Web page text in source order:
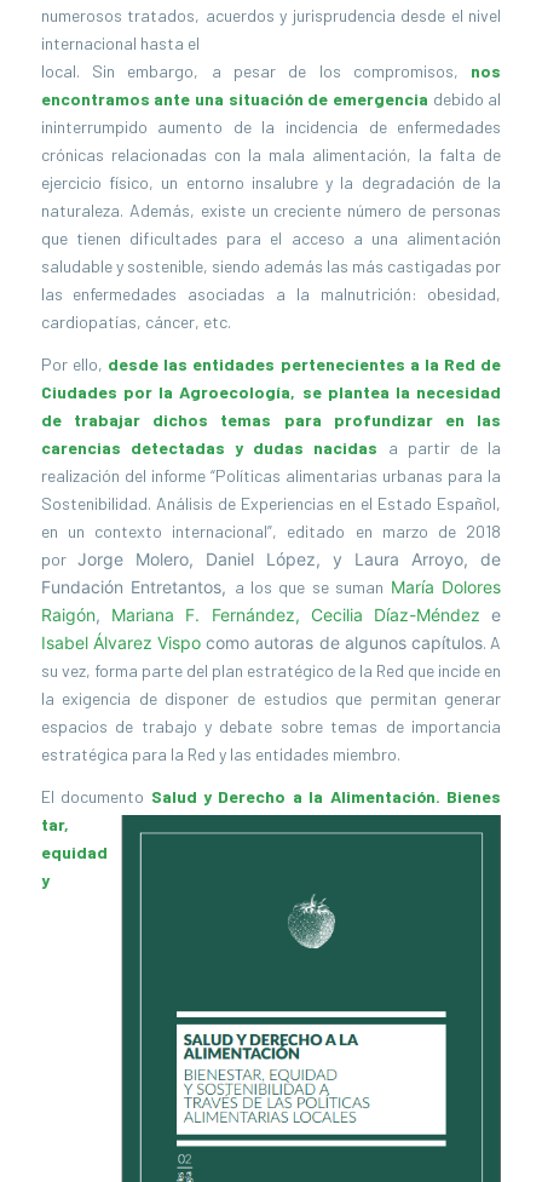
numerosos tratados, acuerdos y jurisprudencia desde el nivel
internacional hasta el
local. Sin embargo, a pesar de los compromisos, nos
encontramos ante una situación de emergencia debido al
ininterrumpido aumento de la incidencia de enfermedades
crónicas relacionadas con la mala alimentación, la falta de
ejercicio físico, un entorno insalubre y la degradación de la
naturaleza. Además, existe un creciente número de personas
que tienen dificultades para el acceso a una alimentación
saludable y sostenible, siendo además las más castigadas por
las enfermedades asociadas a la malnutrición: obesidad,
cardiopatías, cáncer, etc.
Por ello, desde las entidades pertenecientes a la Red de
Ciudades por la Agroecología, se plantea la necesidad
de trabajar dichos temas para profundizar en las
carencias detectadas y dudas nacidas a partir de la
realización del informe “Políticas alimentarias urbanas para la
Sostenibilidad. Análisis de Experiencias en el Estado Español,
en un contexto internacional”, editado en marzo de 2018
por Jorge Molero, Daniel López, y Laura Arroyo, de
Fundación Entretantos, a los que se suman María Dolores
Raigón, Mariana F. Fernández, Cecilia Díaz-Méndez e
Isabel Álvarez Vispo como autoras de algunos capítulos. A
su vez, forma parte del plan estratégico de la Red que incide en
la exigencia de disponer de estudios que permitan generar
espacios de trabajo y debate sobre temas de importancia
estratégica para la Red y las entidades miembro.
El documento Salud y Derecho a la Alimentación. Bienes
tar,
equidad
y